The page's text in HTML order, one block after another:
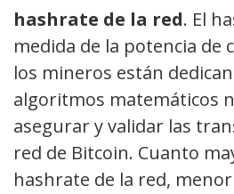
hashrate de la red. El
medida de la potencia de
los mineros están
algoritmos matemáticos
asegurar y validar las
red de Bitcoin. Cuanto
hashrate de la red,